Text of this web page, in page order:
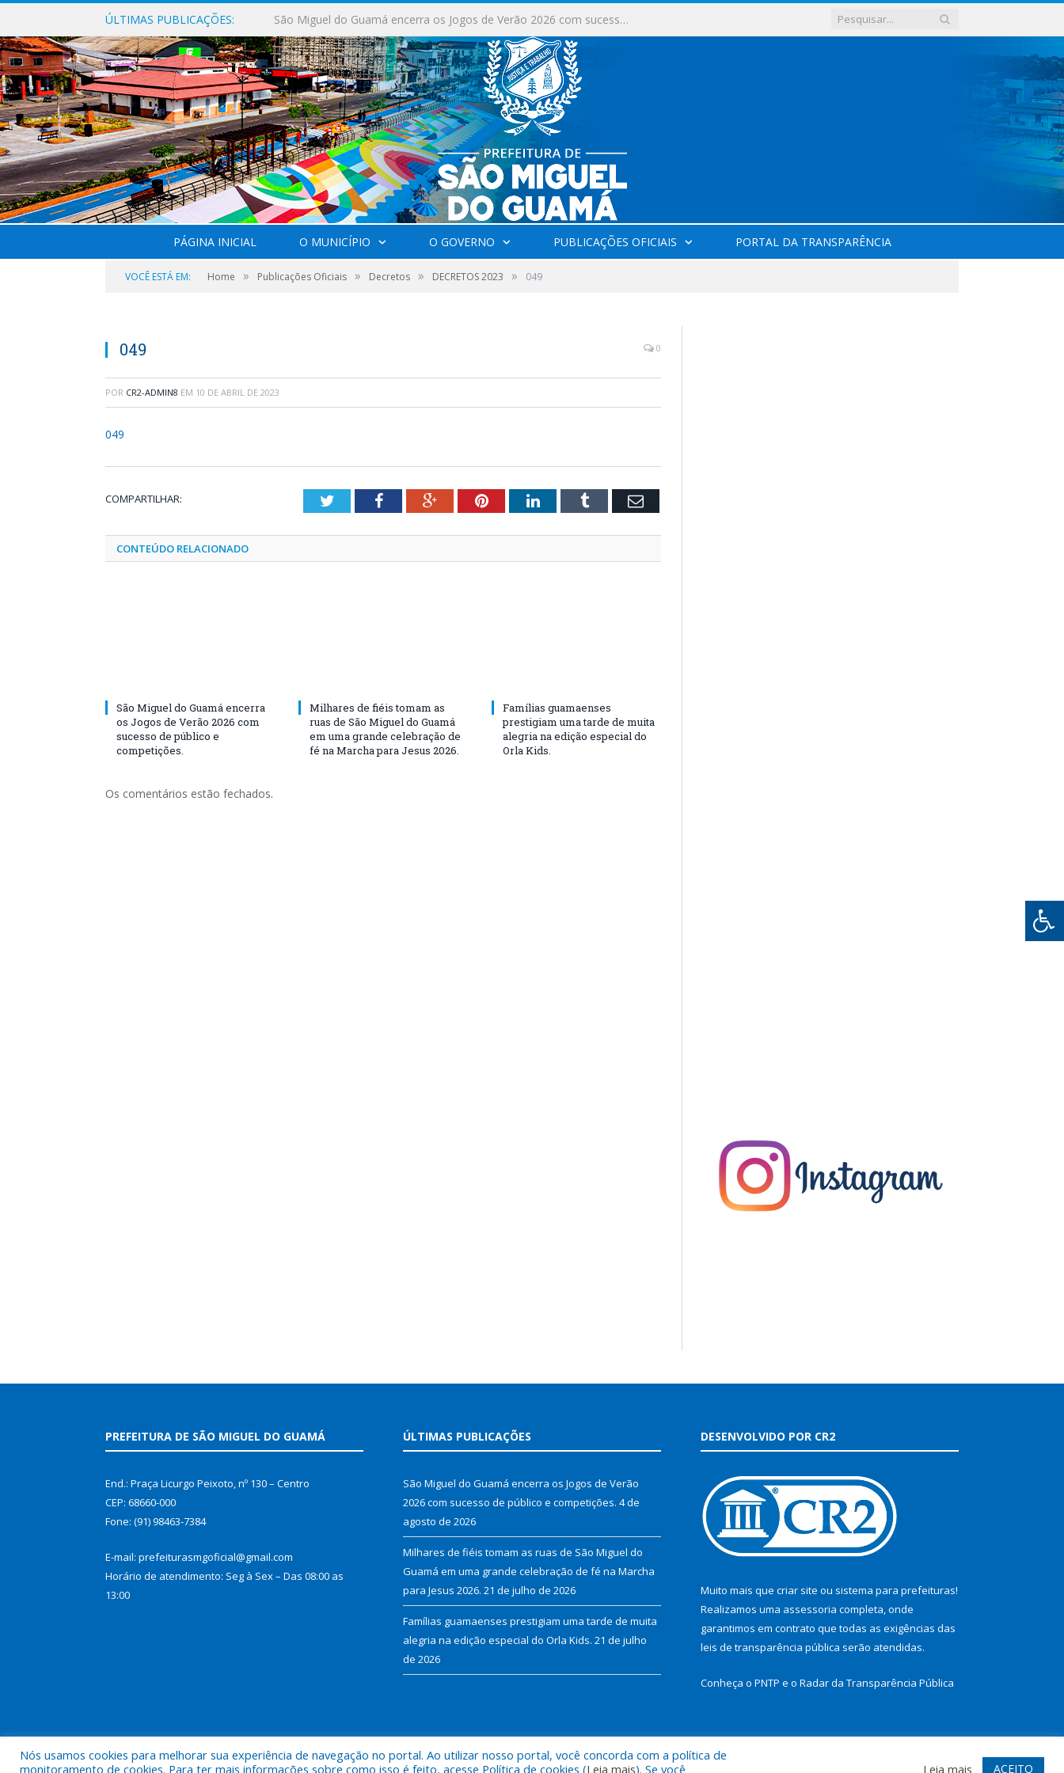
ÚLTIMAS PUBLICAÇÕES: Milhares de fiéis tomam as ruas de São Miguel do Guamá em uma grande celebração de fé na Marcha para Jesus 2026.
PÁGINA INICIAL O MUNICÍPIO O GOVERNO PUBLICAÇÕES OFICIAIS PORTAL DA TRANSPARÊNCIA
VOCÊ ESTÁ EM: Home » Publicações Oficiais » Decretos » DECRETOS 2023 » 049
049 0
POR CR2-ADMIN8 EM 10 DE ABRIL DE 2023
049
COMPARTILHAR: TwitterFacebookGoogle+PinterestLinkedInTumblr Email
CONTEÚDO RELACIONADO
São Miguel do Guamá encerra
os Jogos de Verão 2026 com
sucesso de público e
competições.
Milhares de fiéis tomam as
ruas de São Miguel do Guamá
em uma grande celebração de
fé na Marcha para Jesus 2026.
Famílias guamaenses
prestigiam uma tarde de muita
alegria na edição especial do
Orla Kids.
Os comentários estão fechados.
PREFEITURA DE SÃO MIGUEL DO GUAMÁ
End.: Praça Licurgo Peixoto, nº 130 – Centro
CEP: 68660-000
Fone: (91) 98463-7384
E-mail: prefeiturasmgoficial@gmail.com
Horário de atendimento: Seg à Sex – Das 08:00 as
13:00
ÚLTIMAS PUBLICAÇÕES
São Miguel do Guamá encerra os Jogos de Verão
2026 com sucesso de público e competições. 4 de
agosto de 2026
Milhares de fiéis tomam as ruas de São Miguel do
Guamá em uma grande celebração de fé na Marcha
para Jesus 2026. 21 de julho de 2026
Famílias guamaenses prestigiam uma tarde de muita
alegria na edição especial do Orla Kids. 21 de julho
de 2026
DESENVOLVIDO POR CR2
Muito mais que criar site ou sistema para prefeituras!
Realizamos uma assessoria completa, onde
garantimos em contrato que todas as exigências das
leis de transparência pública serão atendidas.
Conheça o PNTP e o Radar da Transparência Pública
Todos os direitos reservados a Prefeitura Municipal de São Miguel do Guamá. Mapa do Site Acessar Webmail
Nós usamos cookies para melhorar sua experiência de navegação no portal. Ao utilizar nosso portal, você concorda com a política de
monitoramento de cookies. Para ter mais informações sobre como isso é feito, acesse Política de cookies (Leia mais). Se você Leia mais ACEITO